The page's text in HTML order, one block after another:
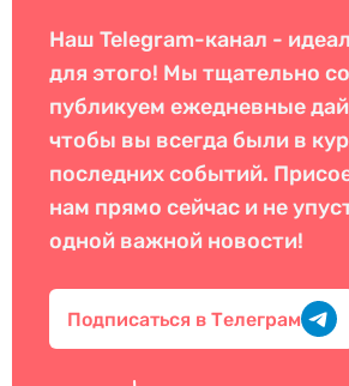
Наш Telegram-канал -
для этого! Мы тщательно
публикуем ежедневные
чтобы вы всегда были в
последних событий.
нам прямо сейчас и не
одной важной новости!
Подписаться в Телеграм